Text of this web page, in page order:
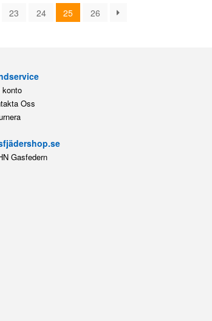
23 24 25 26
konto
Oss
Gasfedern